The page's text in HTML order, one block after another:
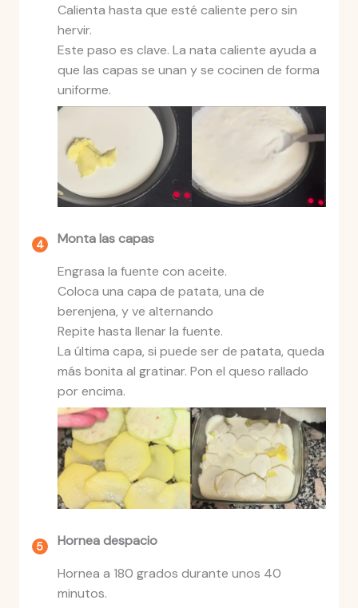
Calienta hasta que esté caliente pero sin
hervir.
Este paso es clave. La nata caliente ayuda a
que las capas se unan y se cocinen de forma
uniforme.
Monta las capas
Engrasa la fuente con aceite.
Coloca una capa de patata, una de
berenjena, y ve alternando
Repite hasta llenar la fuente.
La última capa, si puede ser de patata, queda
más bonita al gratinar. Pon el queso rallado
por encima.
Hornea despacio
Hornea a 180 grados durante unos 40
minutos.